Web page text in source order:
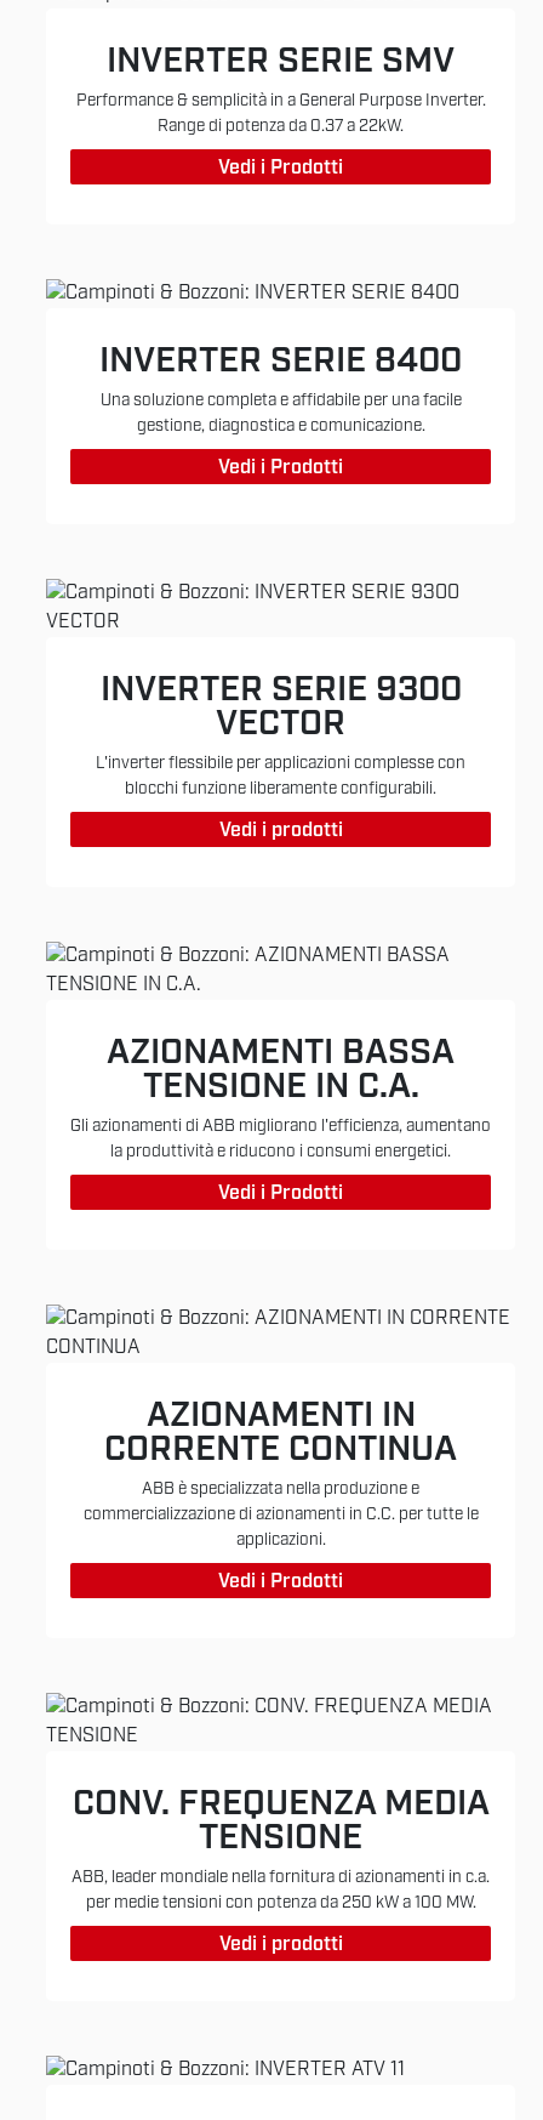
INVERTER SERIE SMV
Performance & semplicità in a General Purpose Inverter.
Range di potenza da 0.37 a 22kW.
Vedi i Prodotti
INVERTER SERIE 8400
Una soluzione completa e affidabile per una facile
gestione, diagnostica e comunicazione.
Vedi i Prodotti
INVERTER SERIE 9300
VECTOR
L'inverter flessibile per applicazioni complesse con
blocchi funzione liberamente configurabili.
Vedi i prodotti
AZIONAMENTI BASSA
TENSIONE IN C.A.
Gli azionamenti di ABB migliorano l'efficienza, aumentano
la produttività e riducono i consumi energetici.
Vedi i Prodotti
AZIONAMENTI IN
CORRENTE CONTINUA
ABB è specializzata nella produzione e
commercializzazione di azionamenti in C.C. per tutte le
applicazioni.
Vedi i Prodotti
CONV. FREQUENZA MEDIA
TENSIONE
ABB, leader mondiale nella fornitura di azionamenti in c.a.
per medie tensioni con potenza da 250 kW a 100 MW.
Vedi i prodotti